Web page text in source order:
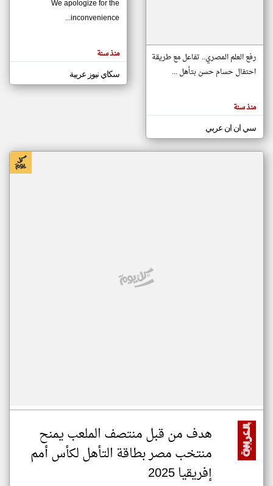
مصادر الأخبار من موريتانيا
اخبار موريتانيا على مدار الساعة
أهم اخبار موريتانيا العاجلة والمباشرة
المقالات
الموجوده
هنا عن
رفع العلم المصري.. تفاعل مع طريقة
احتفال حسام حسن بتأهل ...
منذ سنة
سي ان ان عربي
We apologize for the
inconvenience...
منذ سنة
سكاي نيوز عربية
هدف من قبل منتصف الملعب يمنح
منتخب مصر بطاقة التأهل لكأس أمم
إفريقيا 2025
klyoum.com